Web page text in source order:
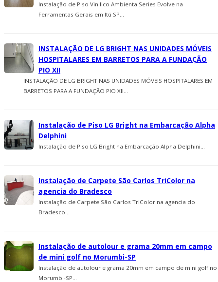
Instalação de Piso Vinilico Ambienta Series Evolve na
Ferramentas Gerais em Itú SP...
INSTALAÇÃO DE LG BRIGHT NAS UNIDADES MÓVEIS
HOSPITALARES EM BARRETOS PARA A FUNDAÇÃO
PIO XII
INSTALAÇÃO DE LG BRIGHT NAS UNIDADES MÓVEIS HOSPITALARES EM
BARRETOS PARA A FUNDAÇÃO PIO XII...
Instalação de Piso LG Bright na Embarcação Alpha
Delphini
Instalação de Piso LG Bright na Embarcação Alpha Delphini...
Instalação de Carpete São Carlos TriColor na
agencia do Bradesco
Instalação de Carpete São Carlos TriColor na agencia do
Bradesco...
Instalação de autolour e grama 20mm em campo
de mini golf no Morumbi-SP
Instalação de autolour e grama 20mm em campo de mini golf no
Morumbi-SP...